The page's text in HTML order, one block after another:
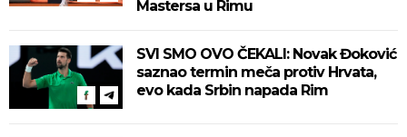
Mastersa u Rimu
SVI SMO OVO ČEKALI: Novak Đoković
saznao termin meča protiv Hrvata,
evo kada Srbin napada Rim